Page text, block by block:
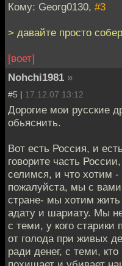
Кому: Georg0130, #3
> давайте просто
[воет]
Nohchi1981 »
#5 | 17.12.07 13:12
Дорогие мои русские
обьяснить.
Вот есть Россия, и
говорите часть
селимся, и что хотим
пожалуйста, мы с
стране- мы хотим
адату и шариату. Мы
с теми, у кого
от голода при живых
ради денег, с теми,